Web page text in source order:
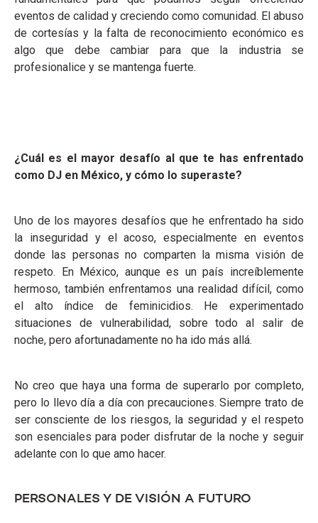
eventos de calidad y creciendo como comunidad. El abuso
de cortesías y la falta de reconocimiento económico es
algo que debe cambiar para que la industria se
profesionalice y se mantenga fuerte.
¿Cuál es el mayor desafío al que te has enfrentado
como DJ en México, y cómo lo superaste?
Uno de los mayores desafíos que he enfrentado ha sido
la inseguridad y el acoso, especialmente en eventos
donde las personas no comparten la misma visión de
respeto. En México, aunque es un país increíblemente
hermoso, también enfrentamos una realidad difícil, como
el alto índice de feminicidios. He experimentado
situaciones de vulnerabilidad, sobre todo al salir de
noche, pero afortunadamente no ha ido más allá.
No creo que haya una forma de superarlo por completo,
pero lo llevo día a día con precauciones. Siempre trato de
ser consciente de los riesgos, la seguridad y el respeto
son esenciales para poder disfrutar de la noche y seguir
adelante con lo que amo hacer.
PERSONALES Y DE VISIÓN A FUTURO